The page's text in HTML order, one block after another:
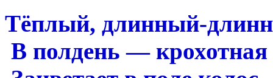
Тёплый, длинный-
В полдень — крохотная